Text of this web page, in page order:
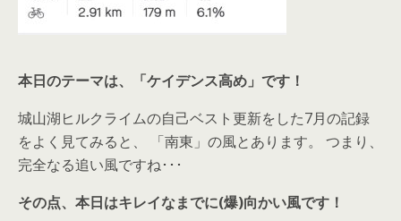
本日のテーマは、「ケイデンス高め」です！
城山湖ヒルクライムの自己ベスト更新をした7月の記録
をよく見てみると、 「南東」の風とあります。 つまり、
完全なる追い風ですね･･･
その点、本日はキレイなまでに(爆)向かい風です！